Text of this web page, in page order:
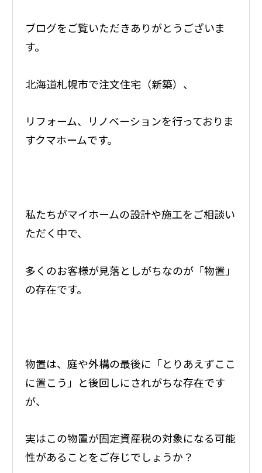
ブログをご覧いただきありがとうございま
す。
北海道札幌市で注文住宅（新築）、
リフォーム、リノベーションを行っておりま
すクマホームです。
私たちがマイホームの設計や施工をご相談い
ただく中で、
多くのお客様が見落としがちなのが「物置」
の存在です。
物置は、庭や外構の最後に「とりあえずここ
に置こう」と後回しにされがちな存在です
が、
実はこの物置が固定資産税の対象になる可能
性があることをご存じでしょうか？